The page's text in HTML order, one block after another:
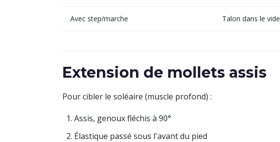
Avec step/marche Talon dans le vide
Extension de mollets assis
Pour cibler le soléaire (muscle profond) :
Assis, genoux fléchis à 90°
Élastique passé sous l'avant du pied